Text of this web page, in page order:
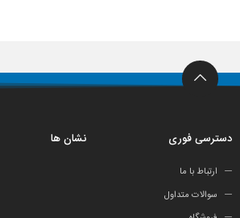
دسترسی فوری
ارتباط با ما
سوالات متداول
نشان ها